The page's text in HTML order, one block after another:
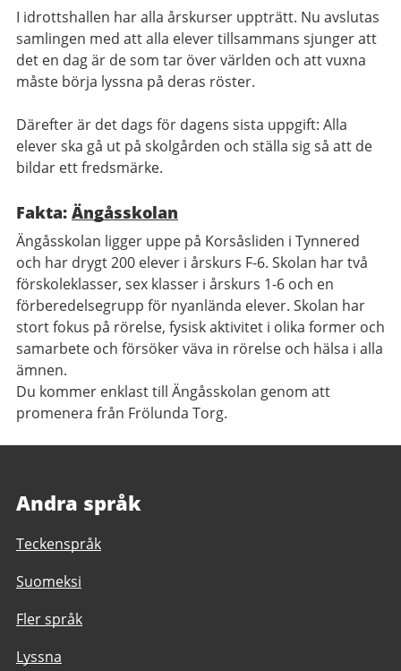
I idrottshallen har alla årskurser uppträtt. Nu avslutas
samlingen med att alla elever tillsammans sjunger att
det en dag är de som tar över världen och att vuxna
måste börja lyssna på deras röster.
Därefter är det dags för dagens sista uppgift: Alla
elever ska gå ut på skolgården och ställa sig så att de
bildar ett fredsmärke.
Fakta: Ängåsskolan
Ängåsskolan ligger uppe på Korsåsliden i Tynnered
och har drygt 200 elever i årskurs F-6. Skolan har två
förskoleklasser, sex klasser i årskurs 1-6 och en
förberedelsegrupp för nyanlända elever. Skolan har
stort fokus på rörelse, fysisk aktivitet i olika former och
samarbete och försöker väva in rörelse och hälsa i alla
ämnen.
Du kommer enklast till Ängåsskolan genom att
promenera från Frölunda Torg.
Andra språk
Teckenspråk
Suomeksi
Fler språk
Lyssna